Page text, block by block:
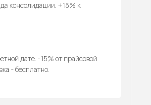
консолидации. +15% к
дате. -15% от прайсовой
- бесплатно.